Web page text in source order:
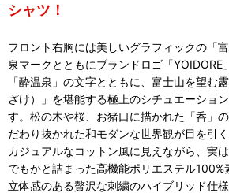
シャツ！
フロント右胸には美しいグラフィックの「
泉マークとともにブランドロゴ「YOIDORE
「酔温泉」の文字とともに、富士山を望む
ざけ）」を堪能する極上のシチュエーショ
す。松の木や桜、お猪口に描かれた「呑」
だわり抜かれた和モダンな世界観が目を引
カジュアルなコットン風に見えながら、実
でもかと詰まった高機能ポリエステル100%
立体感のある贅沢な刺繍のハイブリッド仕